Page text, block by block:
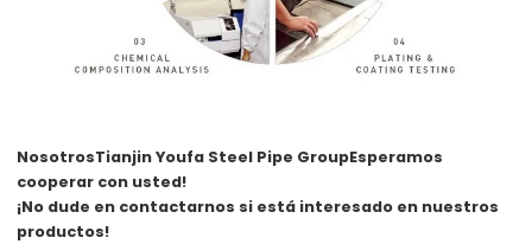
NosotrosTianjin Youfa Steel Pipe GroupEsperamos
cooperar con usted!
¡No dude en contactarnos si está interesado en nuestros
productos!